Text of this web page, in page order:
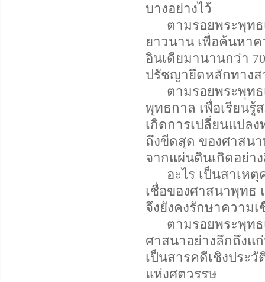
บางอย่างไว้
ตามรอยพระพุทธเ
ยาวนาน เพื่อค้นหา
อินเดียมานานกว่า
ปรัชญายึดหลักทางส
ตามรอยพระพุทธเ
พุทธกาล เพื่อเรียน
เกิดการเปลี่ยนแปล
ถึงขีดสุด ของศาสน
จากแผ่นดินเกิดอย่า
อะไร เป็นสาเหตุ
เชื่อของศาสนาพุทธ
จึงยังคงรักษาความ
ตามรอยพระพุทธเ
ศาสนาอย่างลึกถึงแ
เป็นสารคดีเชิงปร
แห่งศตวรรษ